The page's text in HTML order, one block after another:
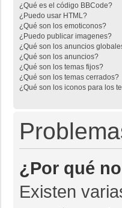
¿Qué es el código BBCode?
¿Puedo usar HTML?
¿Qué son los emoticonos?
¿Puedo publicar imagenes?
¿Qué son los anuncios
¿Qué son los anuncios?
¿Qué son los temas fijos?
¿Qué son los temas cerrados?
¿Qué son los iconos para los
¿Por qué
Existen